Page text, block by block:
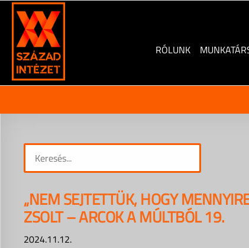
Skip
content
RÓLUNK
„NEM SEJTETTÜK, HOGY
ZSOLT – ARCOK A MÚLTBÓL 19.
2024.11.12.